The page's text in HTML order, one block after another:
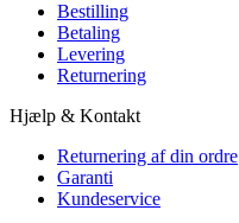
Bestilling
Betaling
Levering
Returnering
Hjælp & Kontakt
Returnering af din ordre
Garanti
Kundeservice